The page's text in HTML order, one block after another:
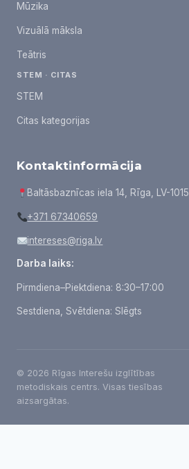
Mūzika
Vizuālā māksla
Teātris
STEM · CITAS
STEM
Citas kategorijas
Kontaktinformācija
Baltāsbaznīcas iela 14, Rīga, LV-1015
+371 67340659
intereses@riga.lv
Darba laiks:
Pirmdiena–Piektdiena: 8:30–17:00
Sestdiena, Svētdiena: Slēgts
© 2026 Rīgas Interešu izglītības
metodiskais centrs. Visas tiesības
aizsargātas.